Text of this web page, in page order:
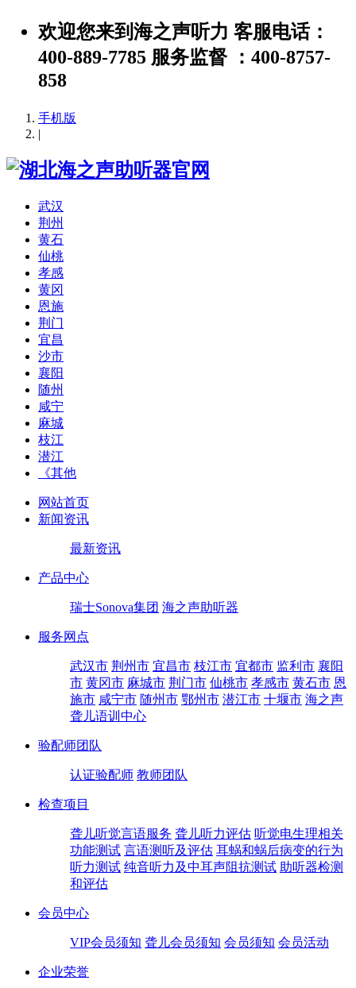
欢迎您来到海之声听力 客服电话：
400-889-7785 服务监督 ：400-8757-
858
手机版
|
武汉
荆州
黄石
仙桃
孝感
黄冈
恩施
荆门
宜昌
沙市
襄阳
随州
咸宁
麻城
枝江
潜江
《其他
网站首页
新闻资讯
最新资讯
产品中心
瑞士Sonova集团 海之声助听器
服务网点
武汉市 荆州市 宜昌市 枝江市 宜都市 监利市 襄阳
市 黄冈市 麻城市 荆门市 仙桃市 孝感市 黄石市 恩
施市 咸宁市 随州市 鄂州市 潜江市 十堰市 海之声
聋儿语训中心
验配师团队
认证验配师 教师团队
检查项目
聋儿听觉言语服务 聋儿听力评估 听觉电生理相关
功能测试 言语测听及评估 耳蜗和蜗后病变的行为
听力测试 纯音听力及中耳声阻抗测试 助听器检测
和评估
会员中心
VIP会员须知 聋儿会员须知 会员须知 会员活动
企业荣誉